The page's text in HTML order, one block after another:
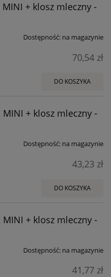
+ klosz mleczny -
Dostępność: na magazynie
70,54 zł
DO KOSZYKA
+ klosz mleczny -
Dostępność: na magazynie
43,23 zł
DO KOSZYKA
+ klosz mleczny -
Dostępność: na magazynie
41,77 zł